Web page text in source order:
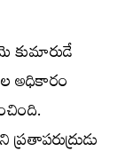
కుమారుడే
అధికారం